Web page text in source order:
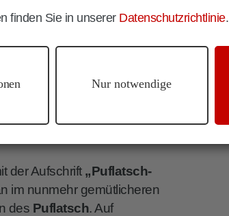
der gemütlichen Arnika
malerische Ausblicke auf
, denLang-undPlattkofelund
Weiten der
die urige
zur kulinarischen
der Aufschrift „Puflatsch-
im nunmehr gemütlicheren
des Puflatsch. Auf
finden Sie in unserer Datenschutzrichtlinie.
Nur notwendige